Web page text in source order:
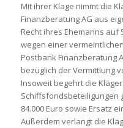
Mit ihrer Klage nimmt die
Finanzberatung AG aus
Recht ihres Ehemanns
wegen einer
Postbank Finanzberatung
bezüglich der Vermittlung
Insoweit begehrt die
Schiffsfondsbeteiligungen
84.000 Euro sowie Ersatz
Außerdem verlangt die